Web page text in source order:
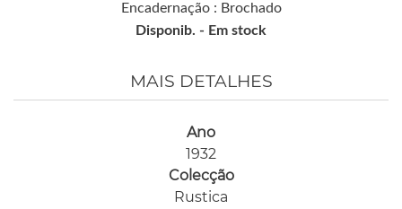
Encadernação : Brochado
Disponib. - Em stock
MAIS DETALHES
Ano
1932
Colecção
Rustica